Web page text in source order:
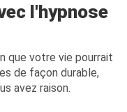
l'hypnose
que votre vie pourrait
de façon durable,
avez raison.